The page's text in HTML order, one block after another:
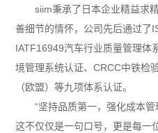
siim秉承了日本企业精益求
善细节的情怀，公司先后通过了
IATF16949汽车行业质量管理体
境管理系统认证、CRCC中铁检
（欧盟）等九项体系认证。
“坚持品质第一，强化成本管
这不仅仅是一句口号，更是每一